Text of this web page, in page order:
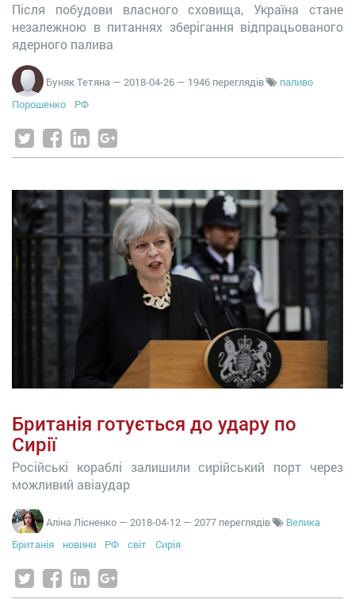
Після побудови власного сховища, Україна стане
незалежною в питаннях зберігання відпрацьованого
ядерного палива
Буняк Тетяна — 2018-04-26 — 1946 переглядів
паливо
Порошенко
РФ
Британія готується до удару по
Сирії
Російські кораблі залишили сирійський порт через
можливий авіаудар
Аліна Лісненко — 2018-04-12 — 2077 переглядів
Велика
Британія
новини РФ світ Сирія